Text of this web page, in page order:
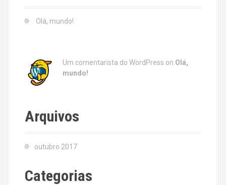
Olá, mundo!
Um comentarista do WordPress on Olá,
mundo!
Arquivos
outubro 2017
Categorias